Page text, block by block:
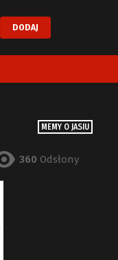
DODAJ
MEMY O JASIU
360 Odsłony